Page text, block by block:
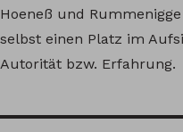
Hoeneß und
selbst einen Platz im
Autorität bzw. Erfahrung.